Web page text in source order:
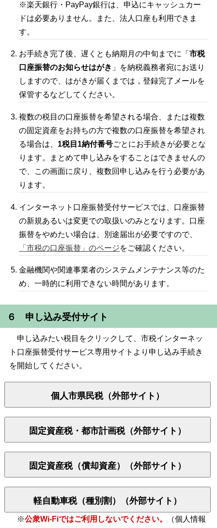
※楽天銀行・PayPay銀行は、申込にキャッシュカー
ドは必要ありません。また、法人口座も利用できま
す。
お手続き完了後、遅くとも納期月の中旬までに「市税
口座振替のお知らせはがき 」を納税義務者宛にお送り
しますので、はがきが届くまでは，登録完了メールを
保管するなどしてください。
複数の税目の口座振替を希望される場合、または複数
の固定資産をお持ちの方で複数の口座振替を希望され
る場合は、 1税目1納付番号ごとにお手続きが必要とな
ります。まとめて申し込みをすることはできませんの
で、この画面に戻り、複数回申し込みを行う必要があ
ります。
インターネット口座振替受付サービスでは、口座振替
の新規あるいは変更での取扱いのみとなります。口座
振替をやめたい場合は、別途届出が必要ですので、
「市税の口座振替」のページをご確認ください。
金融機関や関連事業者のシステムメンテナンス等のた
め、一時的に利用できない時間があります。
６ 申し込み受付サイト
申し込みたい税目をクリックして、市税インターネッ
ト口座振替受付サービス専用サイトより申し込み手続き
を開始してください。
※公衆Wi-Fiではご利用しないでください。 （個人情報